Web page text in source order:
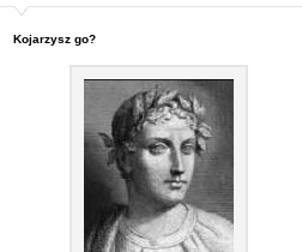
Kojarzysz go?